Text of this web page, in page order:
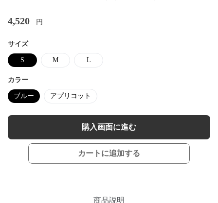
4,520 円
サイズ
S M L
カラー
ブルー アプリコット
購入画面に進む
カートに追加する
商品説明